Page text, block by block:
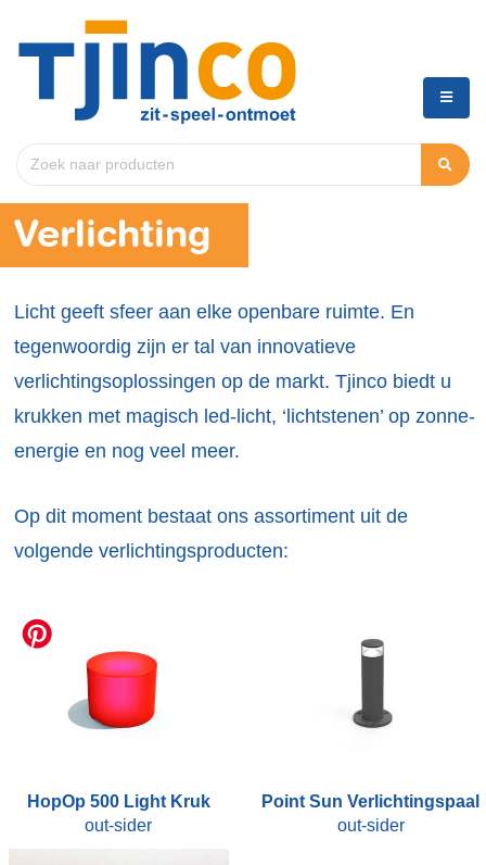
Verlichting
Licht geeft sfeer aan elke openbare ruimte. En
tegenwoordig zijn er tal van innovatieve
verlichtingsoplossingen op de markt. Tjinco biedt u
krukken met magisch led-licht, ‘lichtstenen’ op zonne-
energie en nog veel meer.
Op dit moment bestaat ons assortiment uit de
volgende verlichtingsproducten:
HopOp 500 Light Kruk
out-sider
Point Sun Verlichtingspaal
out-sider